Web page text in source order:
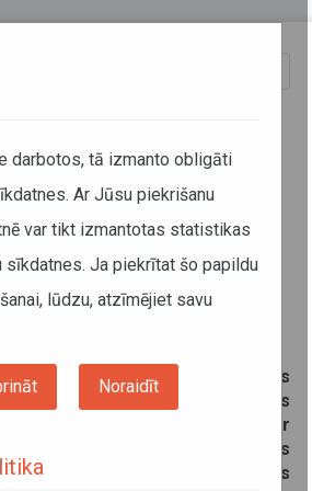
dēļ vilciena
Aizkraukle–
ar autobusu
oktobrī Daugavpils līnijā pēdējos
Aizkraukle–Līvāni abos
pasažierus Vivi pārvadās ar
“Latvijas dzelzceļš” veiks
Autobuss nepiestās
darbotos, tā izmanto obligāti
Ar Jūsu piekrišanu
var tikt izmantotas statistikas
sīkdatnes. Ja piekrītat šo papildu
lūdzu, atzīmējiet savu
Noraidīt